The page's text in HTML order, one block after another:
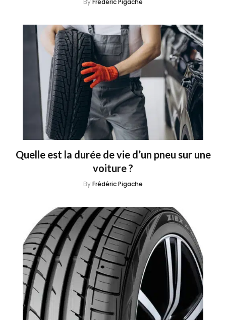
Quelle est la durée de vie d’un pneu sur une
voiture ?
ByFrédéric Pigache